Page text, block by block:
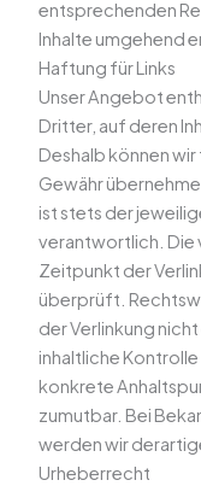
entsprechenden
Inhalte umgehend
Haftung für Links
Unser Angebot
Dritter, auf deren
Deshalb können
Gewähr
ist stets der
verantwortlich. Die
Zeitpunkt der
überprüft.
der Verlinkung
inhaltliche
konkrete
zumutbar. Bei
werden wir
Urheberrecht